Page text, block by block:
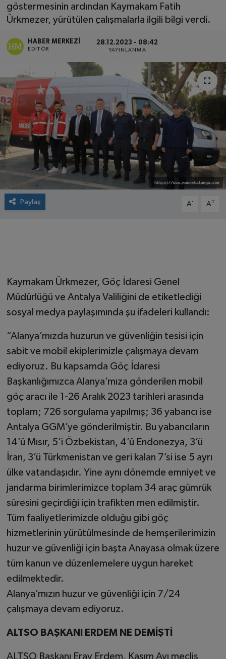
göstermesinin ardından Kaymakam Fatih
Ürkmezer, yürütülen çalışmalarla ilgili bilgi verdi.
HABER MERKEZI
EDITÖR
28.12.2023 - 08:42
YAYINLANMA
Paylaş A- A+
Kaymakam Ürkmezer, Göç İdaresi Genel
Müdürlüğü ve Antalya Valiliğini de etiketlediği
sosyal medya paylaşımında şu ifadeleri kullandı:
“Alanya’mızda huzurun ve güvenliğin tesisi için
sabit ve mobil ekiplerimizle çalışmaya devam
ediyoruz. Bu kapsamda Göç İdaresi
Başkanlığımızca Alanya’mıza gönderilen mobil
göç aracı ile 1-26 Aralık 2023 tarihleri arasında
toplam; 726 sorgulama yapılmış; 36 yabancı ise
Antalya GGM’ye gönderilmiştir. Bu yabancıların
14’ü Mısır, 5’i Özbekistan, 4’ü Endonezya, 3’ü
İran, 3’ü Türkmenistan ve geri kalan 7’si ise 5 ayrı
ülke vatandaşıdır. Yine aynı dönemde emniyet ve
jandarma birimlerimizce toplam 34 araç gümrük
süresini geçirdiği için trafikten men edilmiştir.
Tüm faaliyetlerimizde olduğu gibi göç
hizmetlerinin yürütülmesinde de hemşerilerimizin
huzur ve güvenliği için başta Anayasa olmak üzere
tüm kanun ve düzenlemelere uygun hareket
edilmektedir.
Alanya’mızın huzur ve güvenliği için 7/24
çalışmaya devam ediyoruz.
ALTSO BAŞKANI ERDEM NE DEMİŞTİ
ALTSO Başkanı Eray Erdem, Kasım Ayı meclis